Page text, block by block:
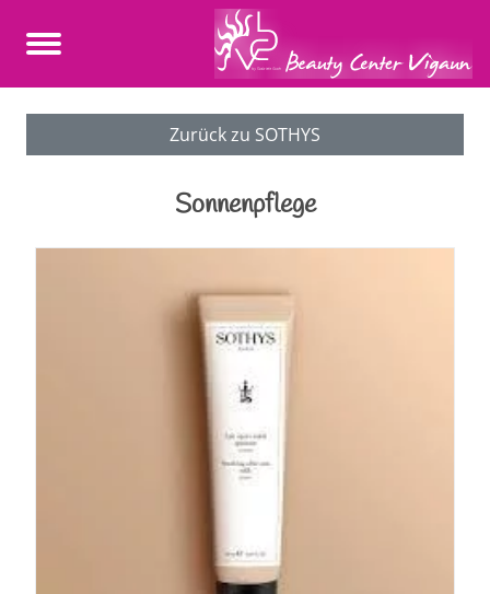
Zurück zu SOTHYS
Sonnenpflege